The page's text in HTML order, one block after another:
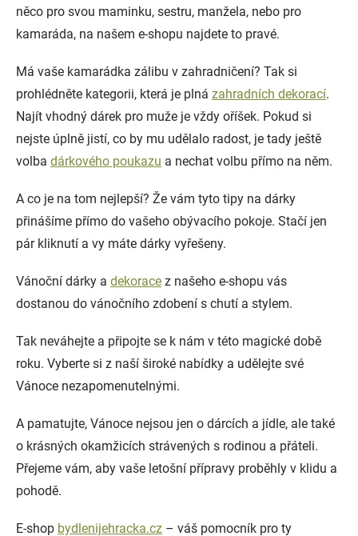
něco pro svou maminku, sestru, manžela, nebo pro
kamaráda, na našem e-shopu najdete to pravé.
Má vaše kamarádka zálibu v zahradničení? Tak si
prohlédněte kategorii, která je plná zahradních dekorací.
Najít vhodný dárek pro muže je vždy oříšek. Pokud si
nejste úplně jistí, co by mu udělalo radost, je tady ještě
volba dárkového poukazu a nechat volbu přímo na něm.
A co je na tom nejlepší? Že vám tyto tipy na dárky
přinášíme přímo do vašeho obývacího pokoje. Stačí jen
pár kliknutí a vy máte dárky vyřešeny.
Vánoční dárky a dekorace z našeho e-shopu vás
dostanou do vánočního zdobení s chutí a stylem.
Tak neváhejte a připojte se k nám v této magické době
roku. Vyberte si z naší široké nabídky a udělejte své
Vánoce nezapomenutelnými.
A pamatujte, Vánoce nejsou jen o dárcích a jídle, ale také
o krásných okamžicích strávených s rodinou a přáteli.
Přejeme vám, aby vaše letošní přípravy proběhly v klidu a
pohodě.
E-shop bydlenijehracka.cz – váš pomocník pro ty